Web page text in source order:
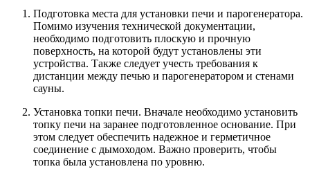
Подготовка места для установки печи и парогенератора.
Помимо изучения технической документации,
необходимо подготовить плоскую и прочную
поверхность, на которой будут установлены эти
устройства. Также следует учесть требования к
дистанции между печью и парогенератором и стенами
сауны.
Установка топки печи. Вначале необходимо установить
топку печи на заранее подготовленное основание. При
этом следует обеспечить надежное и герметичное
соединение с дымоходом. Важно проверить, чтобы
топка была установлена по уровню.